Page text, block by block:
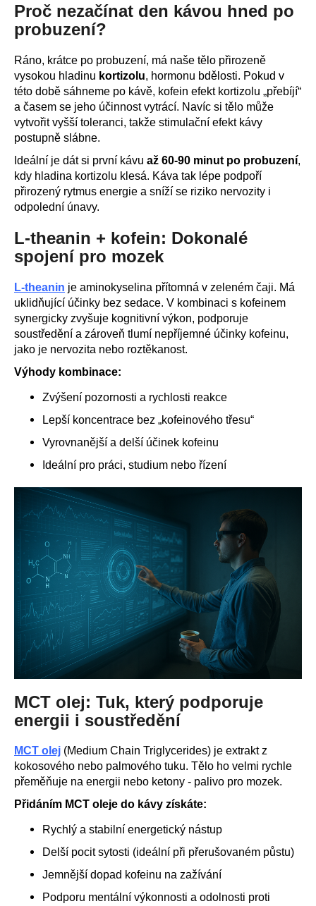
Proč nezačínat den kávou hned po
probuzení?
Ráno, krátce po probuzení, má naše tělo přirozeně
vysokou hladinu kortizolu, hormonu bdělosti. Pokud v
této době sáhneme po kávě, kofein efekt kortizolu „přebíjí“
a časem se jeho účinnost vytrácí. Navíc si tělo může
vytvořit vyšší toleranci, takže stimulační efekt kávy
postupně slábne.
Ideální je dát si první kávu až 60-90 minut po probuzení,
kdy hladina kortizolu klesá. Káva tak lépe podpoří
přirozený rytmus energie a sníží se riziko nervozity i
odpolední únavy.
L-theanin + kofein: Dokonalé
spojení pro mozek
L-theanin je aminokyselina přítomná v zeleném čaji. Má
uklidňující účinky bez sedace. V kombinaci s kofeinem
synergicky zvyšuje kognitivní výkon, podporuje
soustředění a zároveň tlumí nepříjemné účinky kofeinu,
jako je nervozita nebo roztěkanost.
Výhody kombinace:
Zvýšení pozornosti a rychlosti reakce
Lepší koncentrace bez „kofeinového třesu“
Vyrovnanější a delší účinek kofeinu
Ideální pro práci, studium nebo řízení
MCT olej: Tuk, který podporuje
energii i soustředění
MCT olej (Medium Chain Triglycerides) je extrakt z
kokosového nebo palmového tuku. Tělo ho velmi rychle
přeměňuje na energii nebo ketony - palivo pro mozek.
Přidáním MCT oleje do kávy získáte:
Rychlý a stabilní energetický nástup
Delší pocit sytosti (ideální při přerušovaném půstu)
Jemnější dopad kofeinu na zažívání
Podporu mentální výkonnosti a odolnosti proti